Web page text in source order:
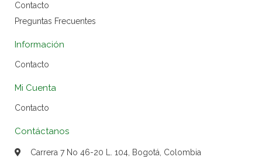
Contacto
Preguntas Frecuentes
Información
Contacto
Mi Cuenta
Contacto
Contáctanos
Carrera 7 No 46-20 L. 104, Bogotá, Colombia